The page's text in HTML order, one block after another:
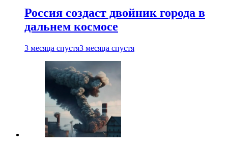
Россия создаст двойник города в
дальнем космосе
3 месяца спустя3 месяца спустя